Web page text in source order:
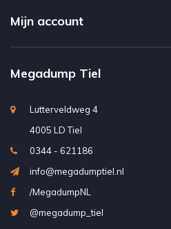
Mijn account
Megadump Tiel
Lutterveldweg 4
4005 LD Tiel
0344 - 621186
info@megadumptiel.nl
/MegadumpNL
@megadump_tiel